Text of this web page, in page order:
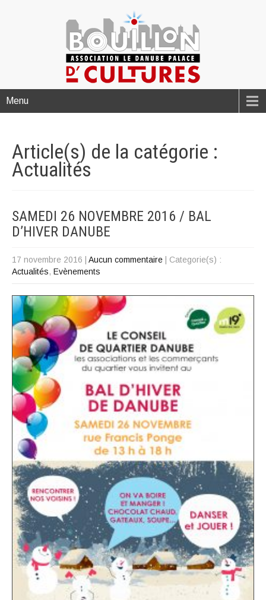
Menu
Article(s) de la catégorie :
Actualités
SAMEDI 26 NOVEMBRE 2016 / BAL
D’HIVER DANUBE
17 novembre 2016 Aucun commentaire
| Categorie(s) :
Actualités, Evènements